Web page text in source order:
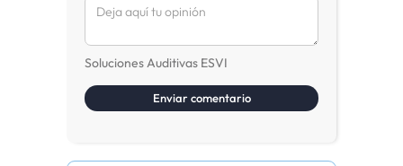
Soluciones Auditivas ESVI